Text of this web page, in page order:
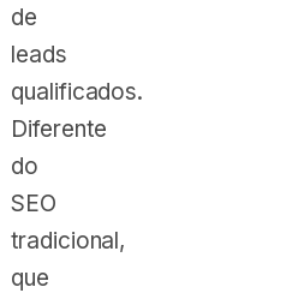
de
leads
qualificados.
Diferente
do
SEO
tradicional,
que